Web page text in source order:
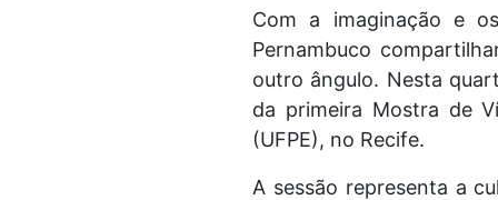
Com a imaginação e
Pernambuco
outro ângulo. Nesta
da primeira Mostra de
(UFPE), no Recife.
A sessão representa a